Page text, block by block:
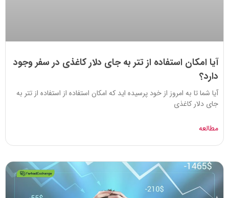
آیا امکان استفاده از تتر به جای دلار کاغذی در سفر وجود
دارد؟
آیا شما تا به امروز از خود پرسیده اید که امکان استفاده از استفاده از تتر به
جای دلار کاغذی
مطالعه